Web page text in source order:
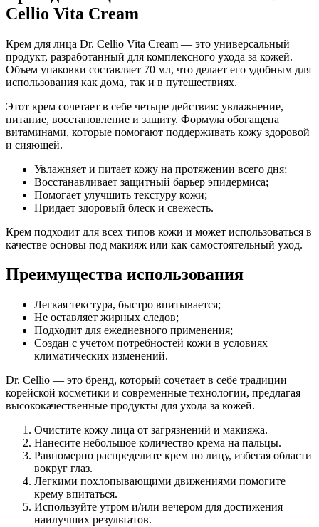
Cellio Vita Cream
Крем для лица Dr. Cellio Vita Cream — это универсальный
продукт, разработанный для комплексного ухода за кожей.
Объем упаковки составляет 70 мл, что делает его удобным для
использования как дома, так и в путешествиях.
Этот крем сочетает в себе четыре действия: увлажнение,
питание, восстановление и защиту. Формула обогащена
витаминами, которые помогают поддерживать кожу здоровой
и сияющей.
Увлажняет и питает кожу на протяжении всего дня;
Восстанавливает защитный барьер эпидермиса;
Помогает улучшить текстуру кожи;
Придает здоровый блеск и свежесть.
Крем подходит для всех типов кожи и может использоваться в
качестве основы под макияж или как самостоятельный уход.
Преимущества использования
Легкая текстура, быстро впитывается;
Не оставляет жирных следов;
Подходит для ежедневного применения;
Создан с учетом потребностей кожи в условиях
климатических изменений.
Dr. Cellio — это бренд, который сочетает в себе традиции
корейской косметики и современные технологии, предлагая
высококачественные продукты для ухода за кожей.
Очистите кожу лица от загрязнений и макияжа.
Нанесите небольшое количество крема на пальцы.
Равномерно распределите крем по лицу, избегая области
вокруг глаз.
Легкими похлопывающими движениями помогите
крему впитаться.
Используйте утром и/или вечером для достижения
наилучших результатов.